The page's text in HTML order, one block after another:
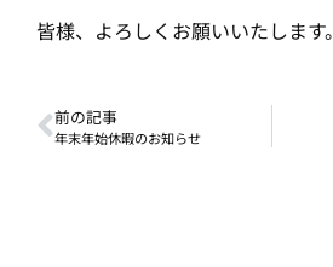
皆様、よろしくお願いいたします。
前の記事
年末年始休暇のお知らせ